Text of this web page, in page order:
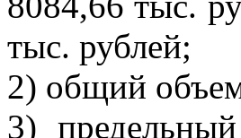
тыс. рублей;
2) общий
3)